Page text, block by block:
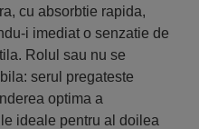
cu absorbtie rapida,
i imediat o senzatie de
Rolul sau nu se
serul pregateste
optima a
ideale pentru al doilea